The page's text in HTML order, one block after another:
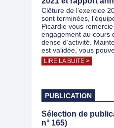
Clôture de l’exercice
sont terminées,
Picardie vous
engagement au cours
dense d’activité.
est validée, vous
LIRE LA SUITE >
PUBLICATION
Sélection de
n° 165)